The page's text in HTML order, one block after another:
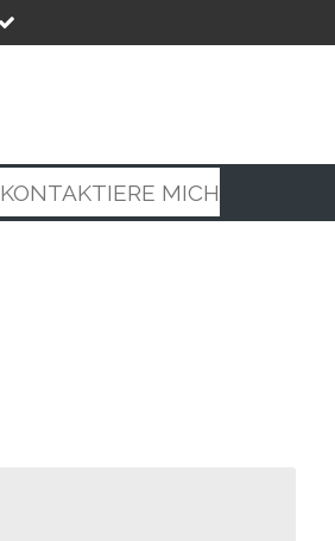
KONTAKTIERE MICH